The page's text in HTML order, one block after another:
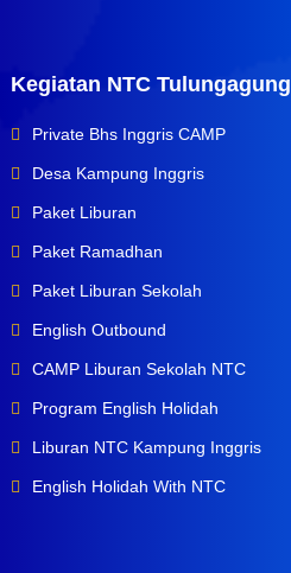
Kegiatan NTC Tulungagung
Private Bhs Inggris CAMP
Desa Kampung Inggris
Paket Liburan
Paket Ramadhan
Paket Liburan Sekolah
English Outbound
CAMP Liburan Sekolah NTC
Program English Holidah
Liburan NTC Kampung Inggris
English Holidah With NTC